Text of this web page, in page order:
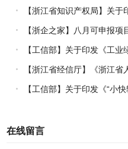
权风险统一基础性保障保险实
【浙江省知识产权局】关
理指引》的通知
【浙企之家】八月可申报项
【工信部】关于印发《工业
知
【浙江省经信厅】《浙江
施方案（2026-2030年）》印发
【工信部】关于印发《“小
在线留言